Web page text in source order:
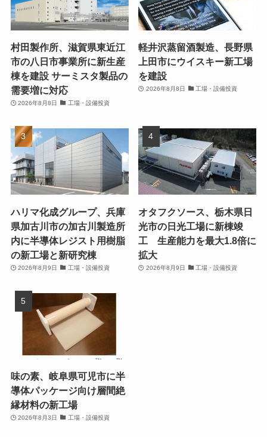
村田製作所、滋賀県東近江
市の八日市事業所に新生産
棟を建設 サーミスタ製品の
需要増に対応
2026年8月8日 工場・設備投資
軽井沢蒸留酒製造、長野県
上田市にウイスキー新工場
を建設
2026年8月8日 工場・設備投資
ハリマ化成グループ、兵庫
県加古川市の加古川製造所
内に半導体レジスト用樹脂
の新工場と新研究棟
2026年8月9日 工場・設備投資
オタフクソース、栃木県日
光市の日光工場に新棟竣
工 生産能力を最大1.8倍に
拡大
2026年8月9日 工場・設備投資
味の素、岐阜県可児市に半
導体パッケージ向け層間絶
縁材料の新工場
2026年8月3日 工場・設備投資